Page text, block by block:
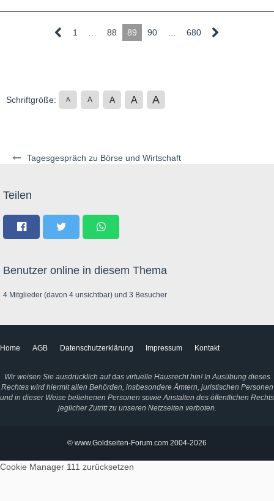
Tagesgespräch zu Börse und Wirtschaft
1 … 88 89 90 … 680
Schriftgröße: A A A A A
Teilen
Benutzer online in diesem Thema
4 Mitglieder (davon 4 unsichtbar) und 3 Besucher
Home AGB Datenschutzerklärung Impressum Kontakt
Wir weisen Sie ausdrücklich auf das virtuelle Hausrecht hin! In Ausübung dieses
Rechtes wird hiermit allen Behörden, insbesondere Ämtern, juristischen Personen
und in dieser Weise beliehenen Personen sowie Anstalten des öffentlichen Rechts
jeglicher Zutritt zu unseren Netzseiten verboten.
© www.Goldseiten-Forum.com 2004-2026
Cookie Manager 111 zurücksetzen